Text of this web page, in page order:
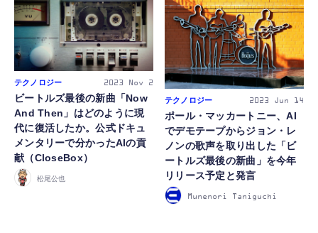
ガジェット
ゲーム
カルチャー
公式ストア
FOLLOW US
テクノロジー 2023 Nov 2
ビートルズ最後の新曲「Now
And Then」はどのように現
代に復活したか。公式ドキュ
メンタリーで分かったAIの貢
献（CloseBox）
松尾公也
テクノロジー 2023 Jun 14
ポール・マッカートニー、AI
でデモテープからジョン・レ
ノンの歌声を取り出した「ビ
ートルズ最後の新曲」を今年
リリース予定と発言
Munenori Taniguchi